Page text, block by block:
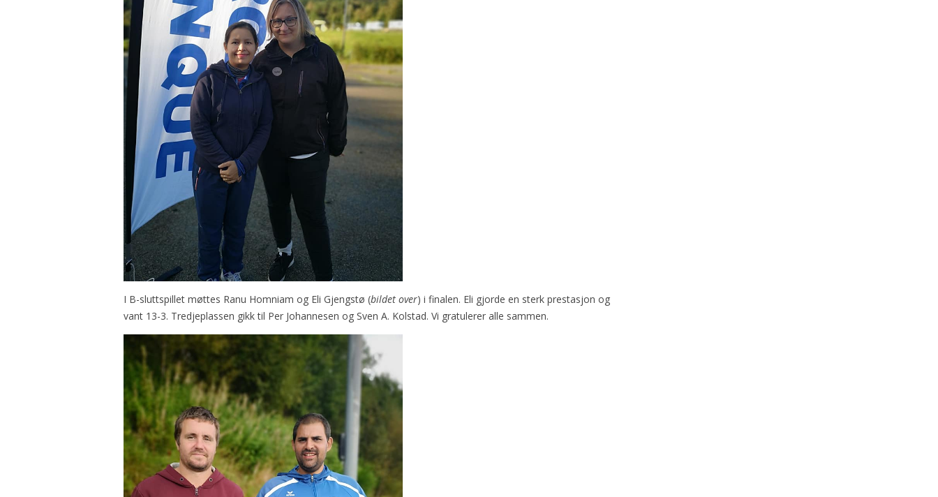
I B-sluttspillet møttes Ranu Homniam og Eli Gjengstø (bildet over) i finalen. Eli gjorde en sterk prestasjon og
vant 13-3. Tredjeplassen gikk til Per Johannesen og Sven A. Kolstad. Vi gratulerer alle sammen.